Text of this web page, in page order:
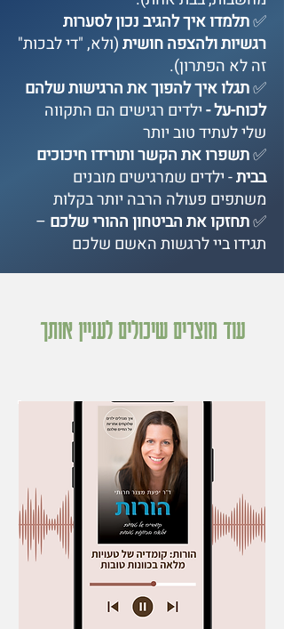
✅תלמדו איך להגיב נכון לסערות
רגשיות ולהצפה חושית(ולא, "די לבכות"
זה לא הפתרון).
✅תגלו איך להפוך את הרגישות שלהם
לכוח-על -ילדים רגישים הם התקווה
שלי לעתיד טוב יותר
✅תשפרו את הקשר ותורידו חיכוכים
בבית- ילדים שמרגישים מובנים
משתפים פעולה הרבה יותר בקלות
✅תחזקו את הביטחון ההורי שלכם –
תגידו ביי לרגשות האשם שלכם
עוד מוצרים שיכולים לעניין אותך